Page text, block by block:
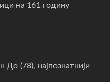
на 161 годину
До (78), најпознатнији